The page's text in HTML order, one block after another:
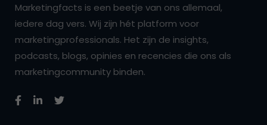
Marketingfacts is een beetje van ons allemaal,
iedere dag vers. Wij zijn hét platform voor
marketingprofessionals. Het zijn de insights,
podcasts, blogs, opinies en recencies die ons als
marketingcommunity binden.